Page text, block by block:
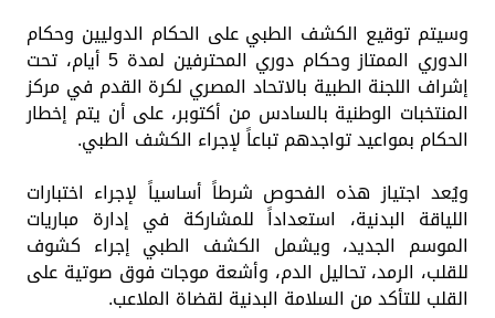
وسيتم توقيع الكشف الطبي على الحكام الدوليين وحكام
الدوري الممتاز وحكام دوري المحترفين لمدة 5 أيام، تحت
إشراف اللجنة الطبية بالاتحاد المصري لكرة القدم في مركز
المنتخبات الوطنية بالسادس من أكتوبر، على أن يتم إخطار
الحكام بمواعيد تواجدهم تباعاً لإجراء الكشف الطبي.
ويُعد اجتياز هذه الفحوص شرطاً أساسياً لإجراء اختبارات
اللياقة البدنية، استعداداً للمشاركة في إدارة مباريات
الموسم الجديد، ويشمل الكشف الطبي إجراء كشوف
للقلب، الرمد، تحاليل الدم، وأشعة موجات فوق صوتية على
القلب للتأكد من السلامة البدنية لقضاة الملاعب.